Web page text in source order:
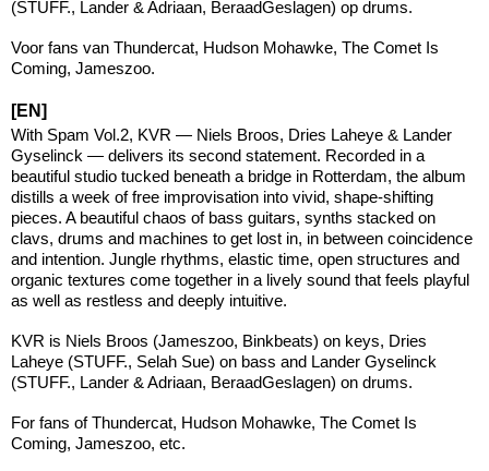
(STUFF., Lander & Adriaan, BeraadGeslagen) op drums.
Voor fans van Thundercat, Hudson Mohawke, The Comet Is
Coming, Jameszoo.
[EN]
With Spam Vol.2, KVR — Niels Broos, Dries Laheye & Lander
Gyselinck — delivers its second statement. Recorded in a
beautiful studio tucked beneath a bridge in Rotterdam, the album
distills a week of free improvisation into vivid, shape-shifting
pieces. A beautiful chaos of bass guitars, synths stacked on
clavs, drums and machines to get lost in, in between coincidence
and intention. Jungle rhythms, elastic time, open structures and
organic textures come together in a lively sound that feels playful
as well as restless and deeply intuitive.
KVR is Niels Broos (Jameszoo, Binkbeats) on keys, Dries
Laheye (STUFF., Selah Sue) on bass and Lander Gyselinck
(STUFF., Lander & Adriaan, BeraadGeslagen) on drums.
For fans of Thundercat, Hudson Mohawke, The Comet Is
Coming, Jameszoo, etc.